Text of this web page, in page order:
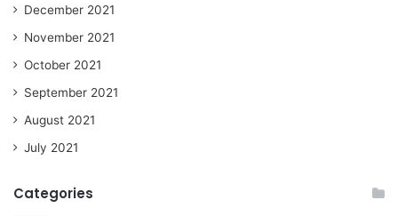
December 2021
November 2021
October 2021
September 2021
August 2021
July 2021
Categories